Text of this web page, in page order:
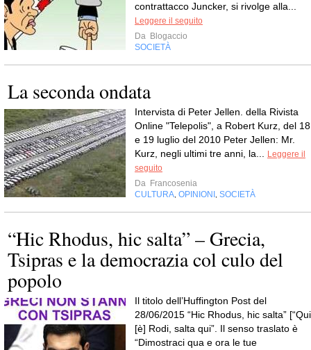
contrattacco Juncker, si rivolge alla...
Leggere il seguito
Da Blogaccio
SOCIETÀ
La seconda ondata
Intervista di Peter Jellen. della Rivista
Online "Telepolis", a Robert Kurz, del 18
e 19 luglio del 2010 Peter Jellen: Mr.
Kurz, negli ultimi tre anni, la...
Leggere il
seguito
Da Francosenia
CULTURA OPINIONI SOCIETÀ
“Hic Rhodus, hic salta” – Grecia,
Tsipras e la democrazia col culo del
popolo
Il titolo dell’Huffington Post del
28/06/2015 “Hic Rhodus, hic salta” [“Qui
[è] Rodi, salta qui”. Il senso traslato è
“Dimostraci qua e ora le tue